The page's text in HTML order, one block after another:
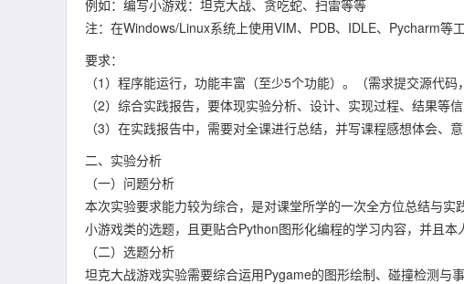
例如：编写小游戏：坦克大战、贪吃蛇、扫雷等等
注：在Windows/Linux系统上使用VIM、PDB、IDLE、Pycharm等工
要求：
（1）程序能运行，功能丰富（至少5个功能）。（需求提交源代
（2）综合实践报告，要体现实验分析、设计、实现过程、结果等
（3）在实践报告中，需要对全课进行总结，并写课程感想体会、
二、实验分析
（一）问题分析
本次实验要求能力较为综合，是对课堂所学的一次全方位总结与
小游戏类的选题，且更贴合Python图形化编程的学习内容，并且本
（二）选题分析
坦克大战游戏实验需要综合运用Pygame的图形绘制、碰撞检测与